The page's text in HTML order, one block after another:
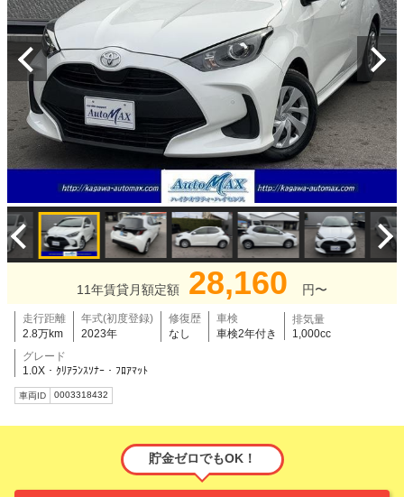
11年賃貸月額定額 28,160 円〜
走行距離
2.8万km
年式(初度登録)
2023年
修復歴
なし
車検
車検2年付き
排気量
1,000cc
グレード
1.0X・ｸﾘｱﾗﾝｽｿﾅｰ・ﾌﾛｱﾏｯﾄ
車両ID 0003318432
貯金ゼロでもOK！